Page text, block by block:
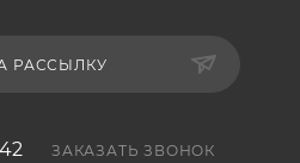
РАССЫЛКУ
ЗАКАЗАТЬ ЗВОНОК